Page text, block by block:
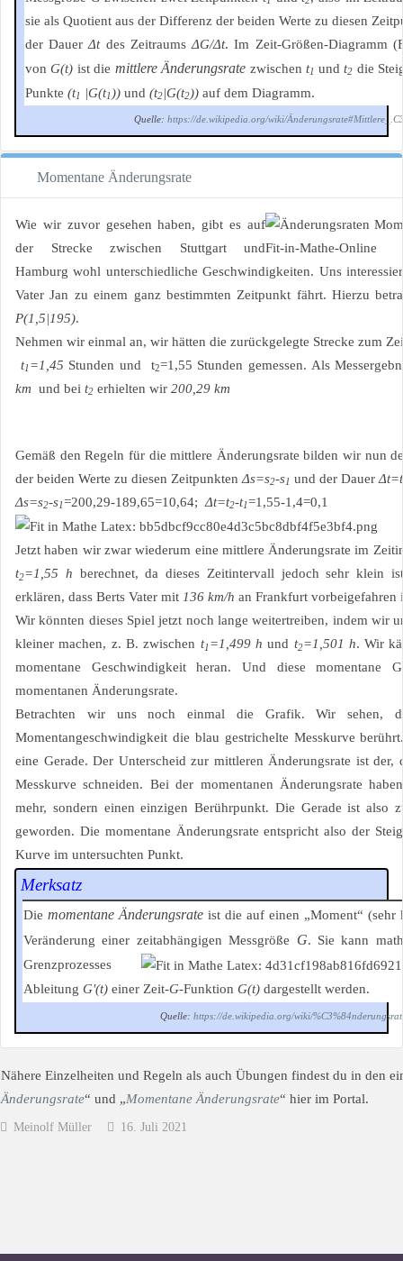
sie als Quotient aus der Differenz der beiden Werte zu diesen
der DauerΔtdes ZeitraumsΔG/Δt. Im Zeit-Größen-Diagramm
vonG(t) ist die mittlere Änderungsrate zwischent1 undt2 die
Punkte (t1 |G(t1 )) und (t2|G(t2)) auf dem Diagramm.
Quelle: https://de.wikipedia.org/wiki/
Momentane Änderungsrate
Wie wir zuvor gesehen haben, gibt es auf
der Strecke zwischen Stuttgart und
Hamburg wohl unterschiedliche Geschwindigkeiten. Uns
Vater Jan zu einem ganz bestimmten Zeitpunkt fährt. Hierzu
P(1,5|195).
Nehmen wir einmal an, wir hätten die zurückgelegte Strecke zum
t1 =1,45 Stunden und t2=1,55 Stunden gemessen. Als
km und bei t2 erhielten wir 200,29 km
Gemäß den Regeln für die mittlere Änderungsrate bilden wir nun
der beiden Werte zu diesen Zeitpunkten Δs=s2-s1 und der Dauer Δt=t
Δs=s2-s1=200,29-189,65=10,64; Δt=t2-t1=1,55-1,4=0,1
Jetzt haben wir zwar wiederum eine mittlere Änderungsrate im
t2=1,55 h berechnet, da dieses Zeitintervall jedoch sehr klein
erklären, dass Berts Vater mit 136 km/h an Frankfurt vorbeigefahren
Wir könnten dieses Spiel jetzt noch lange weitertreiben, indem wir
kleiner machen, z. B. zwischen t1 =1,499 h und t2=1,501 h. Wir
momentane Geschwindigkeit heran. Und diese momentane
momentanen Änderungsrate.
Betrachten wir uns noch einmal die Grafik. Wir sehen,
Momentangeschwindigkeit die blau gestrichelte Messkurve
eine Gerade. Der Unterscheid zur mittleren Änderungsrate ist
Messkurve schneiden. Bei der momentanen Änderungsrate
mehr, sondern einen einzigen Berührpunkt. Die Gerade ist also
geworden. Die momentane Änderungsrate entspricht also der
Kurve im untersuchten Punkt.
Merksatz
Die momentane Änderungsrate ist die auf einen „Moment“ (sehr
Veränderung einer zeitabhängigen Messgröße G. Sie kann
Grenzprozesses
Ableitung G'(t) einer Zeit-G-Funktion G(t) dargestellt werden.
Quelle: https://de.wikipedia.org/wiki/
Nähere Einzelheiten und Regeln als auch Übungen findest du in den
Änderungsrate“ und „Momentane Änderungsrate“ hier im Portal.
Meinolf Müller 16. Juli 2021